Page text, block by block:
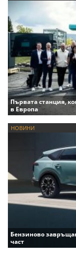
Първата станция,
в Европа
НОВИНИ
Бензиново
част